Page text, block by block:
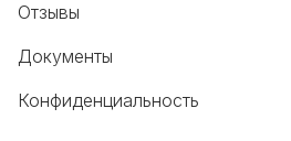
Отзывы
Документы
Конфиденциальность